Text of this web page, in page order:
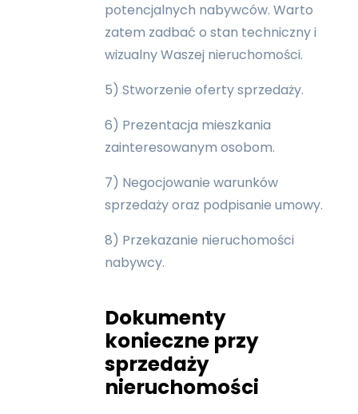
potencjalnych nabywców. Warto
zatem zadbać o stan techniczny i
wizualny Waszej nieruchomości.
5) Stworzenie oferty sprzedaży.
6) Prezentacja mieszkania
zainteresowanym osobom.
7) Negocjowanie warunków
sprzedaży oraz podpisanie umowy.
8) Przekazanie nieruchomości
nabywcy.
Dokumenty
konieczne przy
sprzedaży
nieruchomości